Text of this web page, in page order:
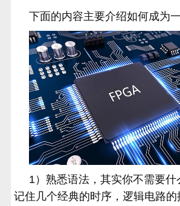
下面的内容主要介绍如何成为一
1）熟悉语法，其实你不需要
记住几个经典的时序，逻辑电路的